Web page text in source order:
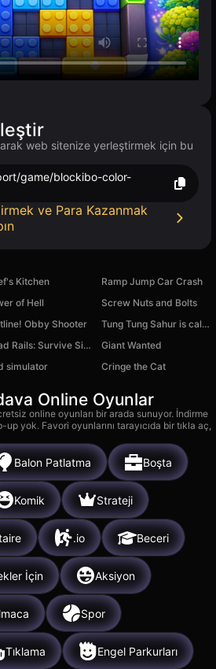
web sitenize yerleştirmek için bu
game/blockibo-color-
ve Para Kazanmak
Kitchen
Ramp Jump Car Crash
of Hell
Screw Nuts and Bolts
Obby Shooter
Tung Tung Sahur is calling | Chat Prank Evolution
Dead Rails: Survive Simulator
Giant Wanted
simulator Cringe the Cat
Online Oyunlar
online oyunları bir arada sunuyor. İndirme
yok. Favori oyunlarını tarayıcıda bir tıkla aç,
Balon Patlatma Boşta
Komik Strateji
.io Beceri
İçin Aksiyon
Spor
Tıklama Engel Parkurları